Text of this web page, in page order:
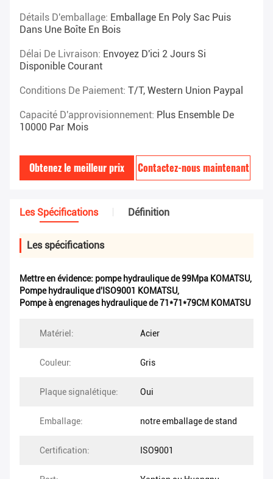
Détails D'emballage: Emballage En Poly Sac Puis
Dans Une Boîte En Bois
Délai De Livraison: Envoyez D'ici 2 Jours Si
Disponible Courant
Conditions De Paiement: T/T, Western Union Paypal
Capacité D'approvisionnement: Plus Ensemble De
10000 Par Mois
Obtenez le meilleur prix Contactez-nous maintenant
Les Spécifications Définition
Les spécifications
Mettre en évidence: pompe hydraulique de 99Mpa KOMATSU,
Pompe hydraulique d'ISO9001 KOMATSU,
Pompe à engrenages hydraulique de 71*71*79CM KOMATSU
Matériel: Acier
Couleur: Gris
Plaque signalétique: Oui
Emballage: notre emballage de stand
Certification: ISO9001